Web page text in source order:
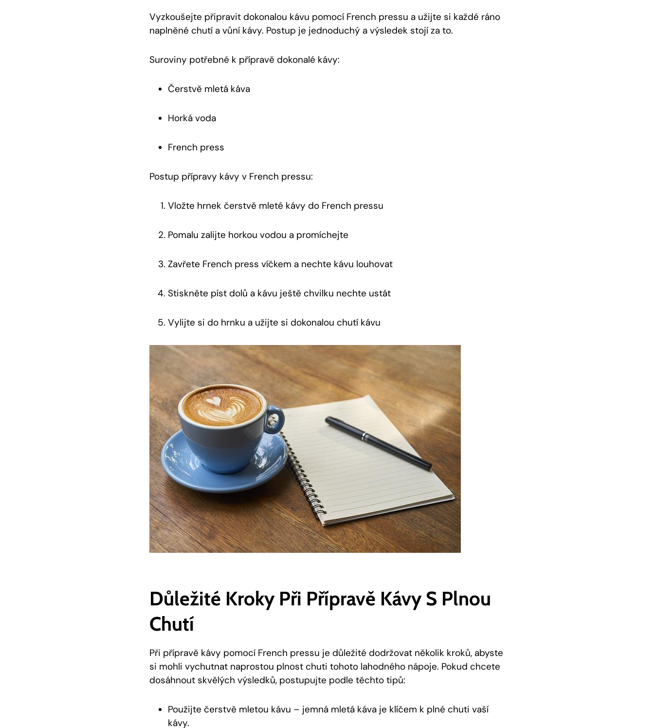
Vyzkoušejte připravit dokonalou kávu pomocí French pressu a užijte si každé ráno
naplněné chutí a vůní kávy. Postup je jednoduchý a výsledek stojí za to.
Suroviny potřebné k přípravě dokonalé kávy:
Čerstvě mletá káva
Horká voda
French press
Postup přípravy kávy v French pressu:
Vložte hrnek čerstvě mleté kávy do French pressu
Pomalu zalijte horkou vodou a promíchejte
Zavřete French press víčkem a nechte kávu louhovat
Stiskněte píst dolů a kávu ještě chvilku nechte ustát
Vylijte si do hrnku a užijte si dokonalou chutí kávu
Důležité Kroky Při Přípravě Kávy S Plnou
Chutí
Při přípravě kávy pomocí French pressu je důležité dodržovat několik kroků, abyste
si mohli vychutnat naprostou plnost chuti tohoto lahodného nápoje. Pokud chcete
dosáhnout skvělých výsledků, postupujte podle těchto tipů:
Použijte čerstvě mletou kávu – jemná mletá káva je klíčem k plné chuti vaší
kávy.